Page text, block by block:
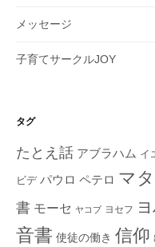
メッセージ
子育てサークルJOY
タグ
たとえ話 アブラハム イ
ビデ パウロ ペテロ マ
書 モーセ ヤコブ ヨセフ
音書 使徒の働き 信仰